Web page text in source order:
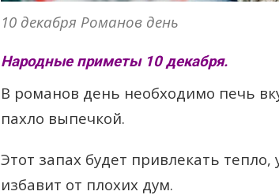
10 декабря Романов день
Народные приметы 10 декабря.
В романов день необходимо печь
пахло выпечкой.
Этот запах будет привлекать
избавит от плохих дум.